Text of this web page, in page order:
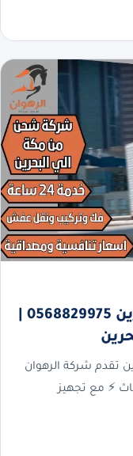
تقدم شركة الرهوان
⚡ مع تجهيز